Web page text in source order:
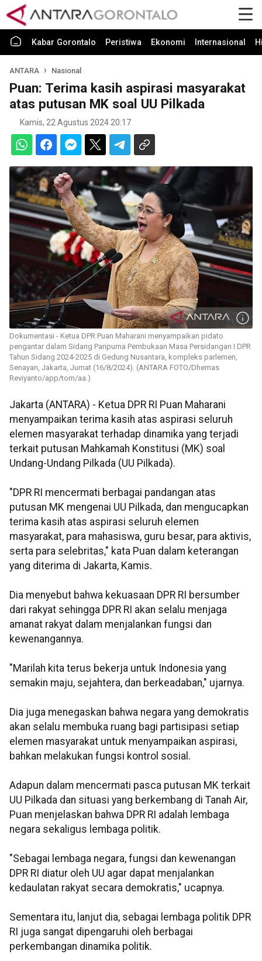
Kabar Gorontalo Peristiwa Ekonomi Internasional
ANTARA Nasional
Puan: Terima kasih aspirasi masyarakat
atas putusan MK soal UU Pilkada
Kamis, 22 Agustus 2024 20:17
Dokumentasi - Ketua DPR Puan Maharani menyampaikan pidato
pengantar dalam Sidang Paripurna Pembukaan Masa Persidangan I DPR
Tahun Sidang 2024-2025 di Gedung Nusantara, kompleks parlemen,
Senayan, Jakarta, Jumat (16/8/2024). (ANTARA FOTO/Dhemas
Reviyanto/app/tom/aa.)
Jakarta (ANTARA) - Ketua DPR RI Puan Maharani
menyampaikan terima kasih atas aspirasi seluruh
elemen masyarakat terhadap dinamika yang terjadi
terkait putusan Mahkamah Konstitusi (MK) soal
Undang-Undang Pilkada (UU Pilkada).
"DPR RI mencermati berbagai pandangan atas
putusan MK mengenai UU Pilkada, dan mengucapkan
terima kasih atas aspirasi seluruh elemen
masyarakat, para mahasiswa, guru besar, para aktivis,
serta para selebritas," kata Puan dalam keterangan
yang diterima di Jakarta, Kamis.
Dia menyebut bahwa kekuasaan DPR RI bersumber
dari rakyat sehingga DPR RI akan selalu menjaga
amanat rakyat dalam menjalankan fungsi dan
kewenangannya.
"Marilah kita terus bekerja untuk Indonesia yang
semakin maju, sejahtera, dan berkeadaban," ujarnya.
Dia juga menegaskan bahwa negara yang demokratis
akan selalu membuka ruang bagi partisipasi setiap
elemen masyarakat untuk menyampaikan aspirasi,
bahkan melakukan fungsi kontrol sosial.
Adapun dalam mencermati pasca putusan MK terkait
UU Pilkada dan situasi yang berkembang di Tanah Air,
Puan menjelaskan bahwa DPR RI adalah lembaga
negara sekaligus lembaga politik.
"Sebagai lembaga negara, fungsi dan kewenangan
DPR RI diatur oleh UU agar dapat menjalankan
kedaulatan rakyat secara demokratis," ucapnya.
Sementara itu, lanjut dia, sebagai lembaga politik DPR
RI juga sangat dipengaruhi oleh berbagai
perkembangan dinamika politik.